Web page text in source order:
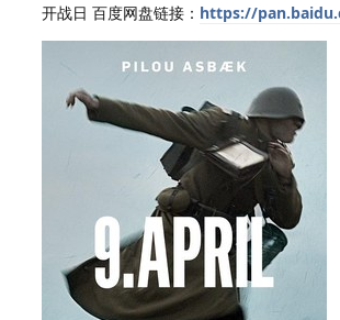
开战日 百度网盘链接： https://